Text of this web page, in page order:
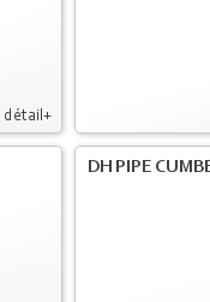
détail+
DH PIPE